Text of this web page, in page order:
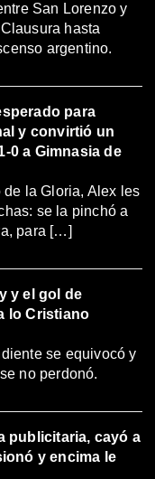
San Lorenzo y
hasta
argentino.
para
y convirtió un
0 a Gimnasia de
de la Gloria, Alex les
se la pinchó a
para […]
y el gol de
lo Cristiano
se equivocó y
no perdonó.
publicitaria, cayó a
y encima le